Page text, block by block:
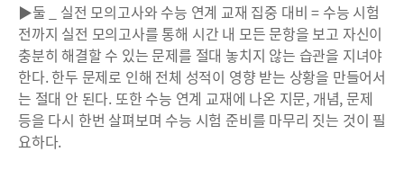
▶둘 _ 실전 모의고사와 수능 연계 교재 집중 대비 = 수능 시험
전까지 실전 모의고사를 통해 시간 내 모든 문항을 보고 자신이
충분히 해결할 수 있는 문제를 절대 놓치지 않는 습관을 지녀야
한다. 한두 문제로 인해 전체 성적이 영향 받는 상황을 만들어서
는 절대 안 된다. 또한 수능 연계 교재에 나온 지문, 개념, 문제
등을 다시 한번 살펴보며 수능 시험 준비를 마무리 짓는 것이 필
요하다.